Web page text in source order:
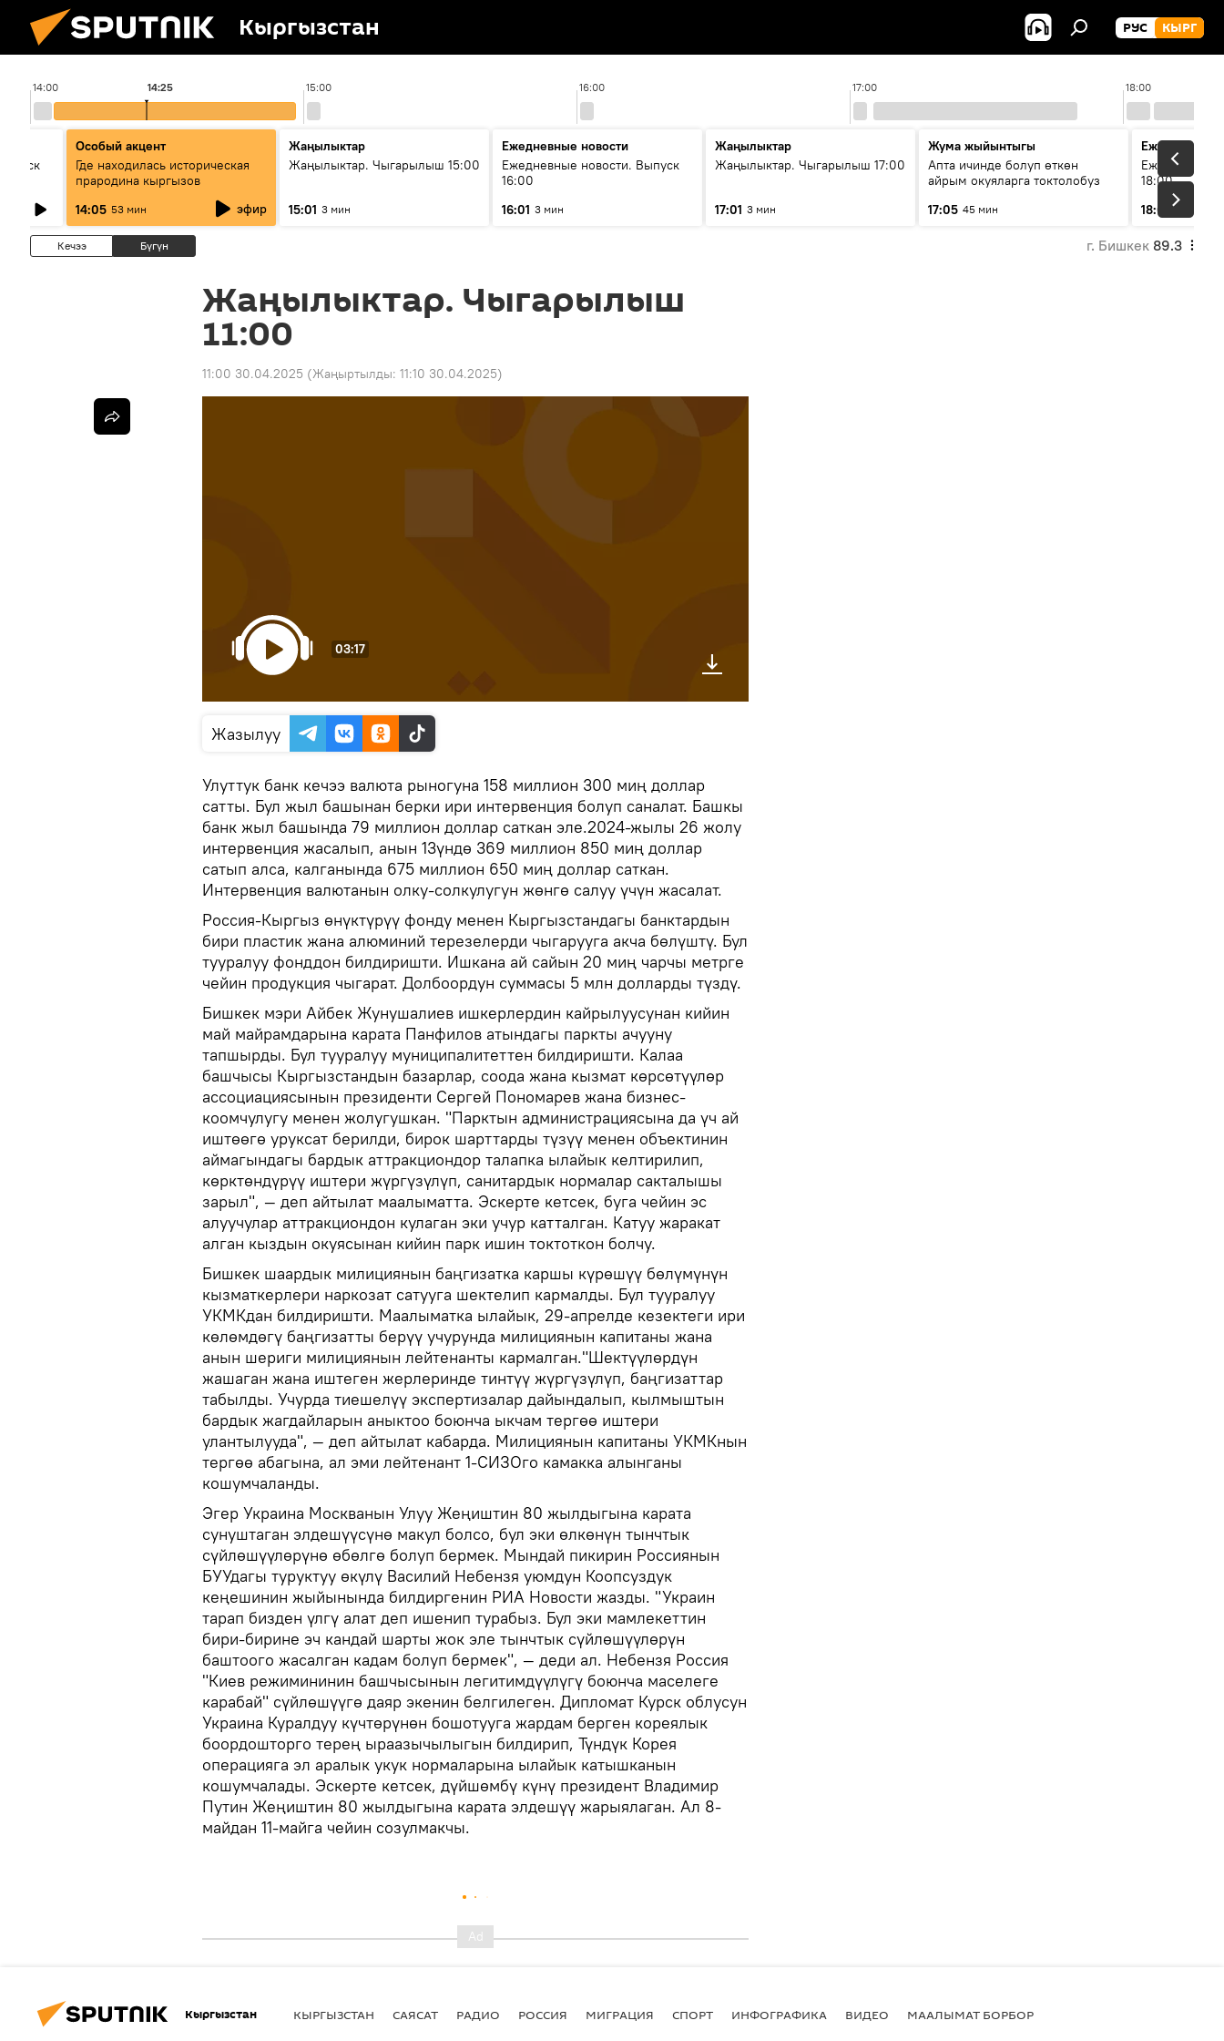
Кыргызстан РУС КЫРГ
14:00 15:00 16:00 17:00 18:00
14:25
Особый акцент
Где находилась историческая
прародина кыргызов
14:05 53 мин эфир
Жаңылыктар
Жаңылыктар. Чыгарылыш 15:00
15:01 3 мин
Ежедневные новости
Ежедневные новости. Выпуск
16:00
16:01 3 мин
Жаңылыктар
Жаңылыктар. Чыгарылыш 17:00
17:01 3 мин
Жума жыйынтыгы
Апта ичинде болуп өткөн
айрым окуяларга токтолобуз
17:05 45 мин
Ежедневные
Ежедневные
18:00
18:01
5 мин
Кечээ Бүгүн г. Бишкек 89.3
Жаңылыктар. Чыгарылыш
11:00
11:00 30.04.2025 (Жаңыртылды: 11:10 30.04.2025)
03:17
Жазылуу
Улуттук банк кечээ валюта рыногуна 158 миллион 300 миң доллар
сатты. Бул жыл башынан берки ири интервенция болуп саналат. Башкы
банк жыл башында 79 миллион доллар саткан эле.2024-жылы 26 жолу
интервенция жасалып, анын 13үндө 369 миллион 850 миң доллар
сатып алса, калганында 675 миллион 650 миң доллар саткан.
Интервенция валютанын олку-солкулугун жөнгө салуу үчүн жасалат.
Россия-Кыргыз өнүктүрүү фонду менен Кыргызстандагы банктардын
бири пластик жана алюминий терезелерди чыгарууга акча бөлүштү. Бул
тууралуу фонддон билдиришти. Ишкана ай сайын 20 миң чарчы метрге
чейин продукция чыгарат. Долбоордун суммасы 5 млн долларды түздү.
Бишкек мэри Айбек Жунушалиев ишкерлердин кайрылуусунан кийин
май майрамдарына карата Панфилов атындагы паркты ачууну
тапшырды. Бул тууралуу муниципалитеттен билдиришти. Калаа
башчысы Кыргызстандын базарлар, соода жана кызмат көрсөтүүлөр
ассоциациясынын президенти Сергей Пономарев жана бизнес-
коомчулугу менен жолугушкан. "Парктын администрациясына да үч ай
иштөөгө уруксат берилди, бирок шарттарды түзүү менен объектинин
аймагындагы бардык аттракциондор талапка ылайык келтирилип,
көрктөндүрүү иштери жүргүзүлүп, санитардык нормалар сакталышы
зарыл", — деп айтылат маалыматта. Эскерте кетсек, буга чейин эс
алуучулар аттракциондон кулаган эки учур катталган. Катуу жаракат
алган кыздын окуясынан кийин парк ишин токтоткон болчу.
Бишкек шаардык милициянын баңгизатка каршы күрөшүү бөлүмүнүн
кызматкерлери наркозат сатууга шектелип кармалды. Бул тууралуу
УКМКдан билдиришти. Маалыматка ылайык, 29-апрелде кезектеги ири
көлөмдөгү баңгизатты берүү учурунда милициянын капитаны жана
анын шериги милициянын лейтенанты кармалган."Шектүүлөрдүн
жашаган жана иштеген жерлеринде тинтүү жүргүзүлүп, баңгизаттар
табылды. Учурда тиешелүү экспертизалар дайындалып, кылмыштын
бардык жагдайларын аныктоо боюнча ыкчам тергөө иштери
улантылууда", — деп айтылат кабарда. Милициянын капитаны УКМКнын
тергөө абагына, ал эми лейтенант 1-СИЗОго камакка алынганы
кошумчаланды.
Эгер Украина Москванын Улуу Жеңиштин 80 жылдыгына карата
сунуштаган элдешүүсүнө макул болсо, бул эки өлкөнүн тынчтык
сүйлөшүүлөрүнө өбөлгө болуп бермек. Мындай пикирин Россиянын
БУУдагы туруктуу өкүлү Василий Небензя уюмдун Коопсуздук
кеңешинин жыйынында билдиргенин РИА Новости жазды. "Украин
тарап бизден үлгү алат деп ишенип турабыз. Бул эки мамлекеттин
бири-бирине эч кандай шарты жок эле тынчтык сүйлөшүүлөрүн
баштоого жасалган кадам болуп бермек", — деди ал. Небензя Россия
"Киев режимининин башчысынын легитимдүүлүгү боюнча маселеге
карабай" сүйлөшүүгө даяр экенин белгилеген. Дипломат Курск облусун
Украина Куралдуу күчтөрүнөн бошотууга жардам берген кореялык
боордошторго терең ыраазычылыгын билдирип, Түндүк Корея
операцияга эл аралык укук нормаларына ылайык катышканын
кошумчалады. Эскерте кетсек, дүйшөмбү күнү президент Владимир
Путин Жеңиштин 80 жылдыгына карата элдешүү жарыялаган. Ал 8-
майдан 11-майга чейин созулмакчы.
Кыргызстан КЫРГЫЗСТАН САЯСАТ РАДИО РОССИЯ МИГРАЦИЯ СПОРТ ИНФОГРАФИКА ВИДЕО МААЛЫМАТ БОРБОР